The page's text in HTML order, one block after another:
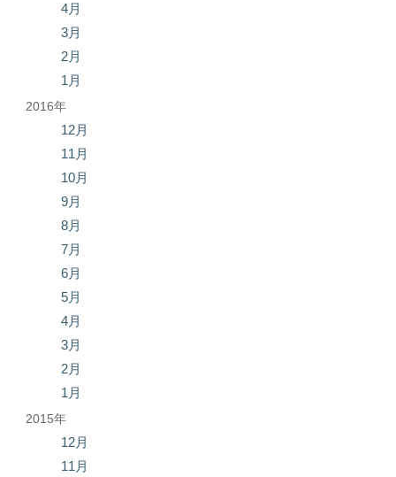
4月
3月
2月
1月
2016年
12月
11月
10月
9月
8月
7月
6月
5月
4月
3月
2月
1月
2015年
12月
11月